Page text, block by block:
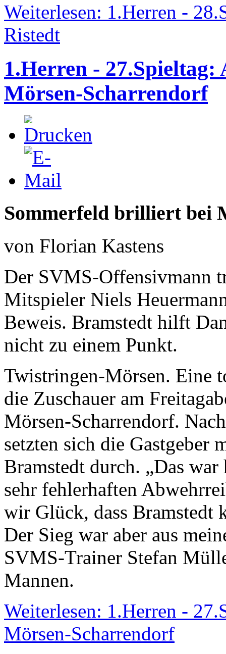
Weiterlesen: 1.Herren -
Ristedt
1.Herren - 27.Spieltag:
Mörsen-Scharrendorf
Sommerfeld brilliert bei
von Florian Kastens
Der SVMS-Offensivmann
Mitspieler Niels
Beweis. Bramstedt hilft
nicht zu einem Punkt.
Twistringen-Mörsen. Eine
die Zuschauer am
Mörsen-Scharrendorf.
setzten sich die Gastgeber
Bramstedt durch. „Das
sehr fehlerhaften
wir Glück, dass Bramstedt
Der Sieg war aber aus
SVMS-Trainer Stefan
Mannen.
Weiterlesen: 1.Herren -
Mörsen-Scharrendorf